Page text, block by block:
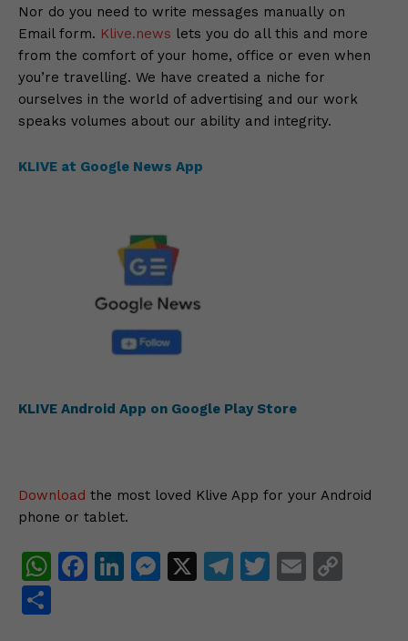
Nor do you need to write messages manually on
Email form. Klive.news lets you do all this and more
from the comfort of your home, office or even when
you’re travelling. We have created a niche for
ourselves in the world of advertising and our work
speaks volumes about our ability and integrity.
KLIVE at Google News App
KLIVE Android App on Google Play Store
Download the most loved Klive App for your Android
phone or tablet.
W F
Li
M
X
T
T
E